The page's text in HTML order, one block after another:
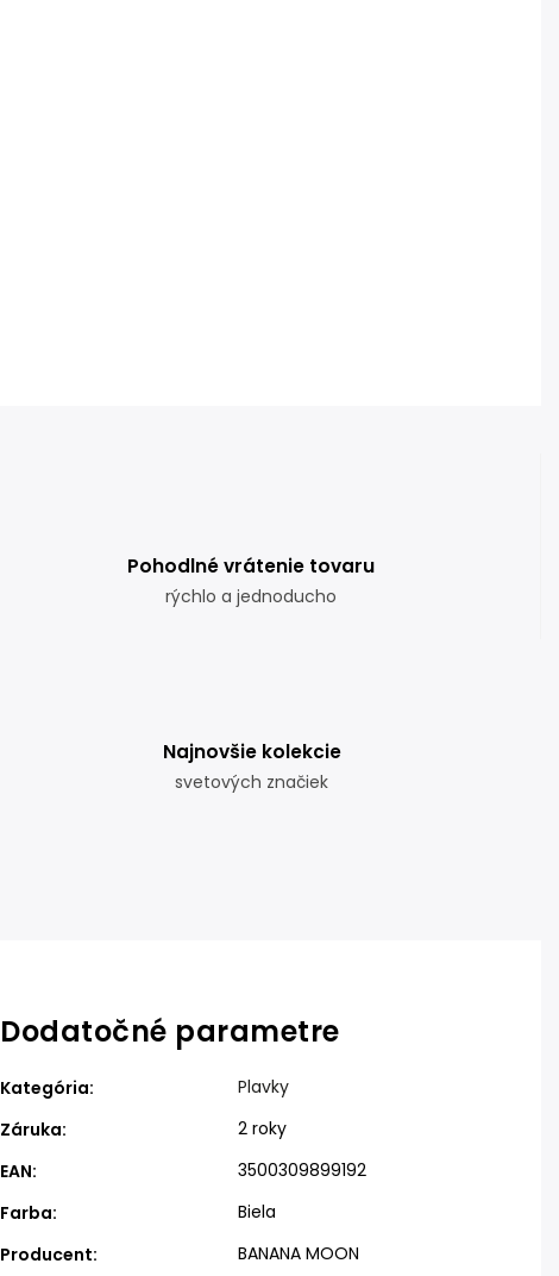
Pohodlné vrátenie tovaru
rýchlo a jednoducho
Najnovšie kolekcie
svetových značiek
Dodatočné parametre
Kategória:
Plavky
Záruka:
2 roky
EAN:
3500309899192
Farba:
Biela
Producent:
BANANA MOON